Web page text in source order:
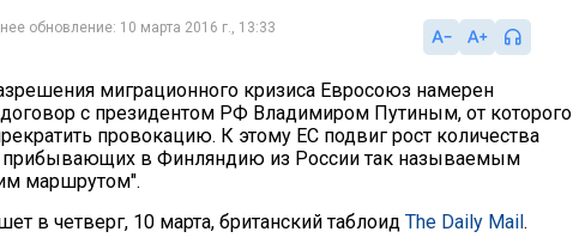
обновление: 10 марта 2016 г., 13:33
миграционного кризиса Евросоюз намерен
с президентом РФ Владимиром Путиным, от которого
провокацию. К этому ЕС подвиг рост количества
прибывающих в Финляндию из России так называемым
маршрутом".
в четверг, 10 марта, британский таблоид The Daily Mail.